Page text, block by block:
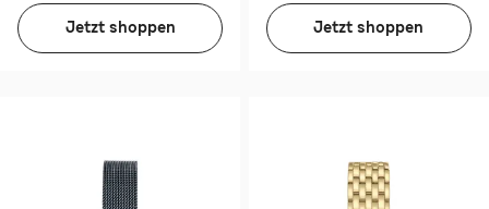
Jetzt shoppen Jetzt shoppen